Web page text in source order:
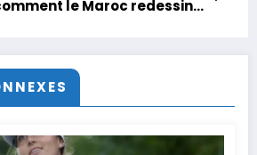
le Maroc redessine